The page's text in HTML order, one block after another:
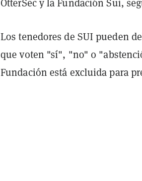
OtterSec y la Fundación Sui,
Los tenedores de SUI pueden
que voten "sí", "no" o
Fundación está excluida para